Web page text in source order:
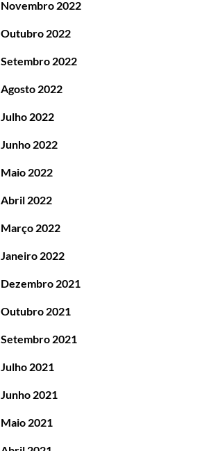
Novembro 2022
Outubro 2022
Setembro 2022
Agosto 2022
Julho 2022
Junho 2022
Maio 2022
Abril 2022
Março 2022
Janeiro 2022
Dezembro 2021
Outubro 2021
Setembro 2021
Julho 2021
Junho 2021
Maio 2021